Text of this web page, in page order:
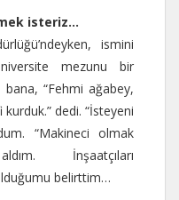
isteriz…
ismini
mezunu bir
bana, “Fehmi ağabey,
dedi. “İsteyeni
“Makineci olmak
İnşaatçıları
belirttim…